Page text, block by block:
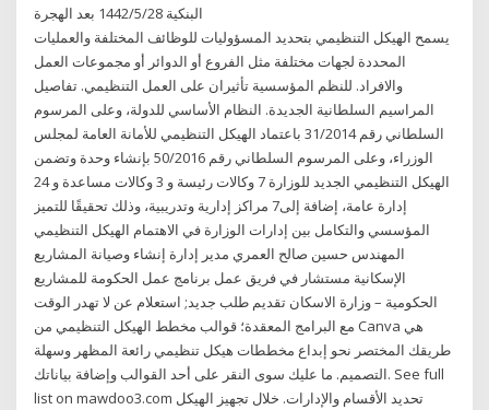
البنكية 28‏‏/5‏‏/1442 بعد الهجرة
يسمح الهيكل التنظيمي بتحديد المسؤوليات للوظائف المختلفة والعمليات
المحددة لجهات مختلفة مثل الفروع أو الدوائر أو مجموعات العمل
والافراد. للنظم المؤسسية تأثيران على العمل التنظيمي. تفاصيل
المراسيم السلطانية الجديدة. النظام الأساسي للدولة، وعلى المرسوم
السلطاني رقم 31/2014 باعتماد الهيكل التنظيمي للأمانة العامة لمجلس
الوزراء، وعلى المرسوم السلطاني رقم 50/2016 بإنشاء وحدة وتضمن
الهيكل التنظيمي الجديد للوزارة 7 وكالات رئيسة و 3 وكالات مساعدة و 24
إدارة عامة، إضافة إلى7 مراكز إدارية وتدريبية، وذلك تحقيقًا للتميز
المؤسسي والتكامل بين إدارات الوزارة في الاهتمام الهيكل التنظيمي
المهندس حسين صالح العمري مدير إدارة إنشاء وصيانة المشاريع
الإسكانية مستشار في فريق عمل برنامج عمل الحكومة للمشاريع
الحكومية – وزارة الاسكان تقديم طلب جديد; استعلام عن لا تهدر الوقت
مع البرامج المعقدة؛ قوالب مخطط الهيكل التنظيمي من Canva هي
طريقك المختصر نحو إبداع مخططات هيكل تنظيمي رائعة المظهر وسهلة
التصميم. ما عليك سوى النقر على أحد القوالب وإضافة بياناتك. See full
list on mawdoo3.com تحديد الأقسام والإدارات. خلال تجهيز الهيكل